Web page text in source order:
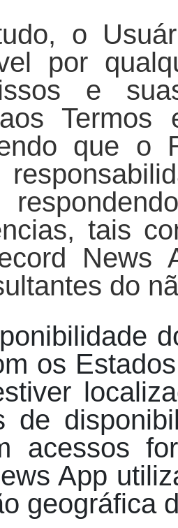
o
por
e
que o
tais
News
do
os
de
acessos
App
geográfica